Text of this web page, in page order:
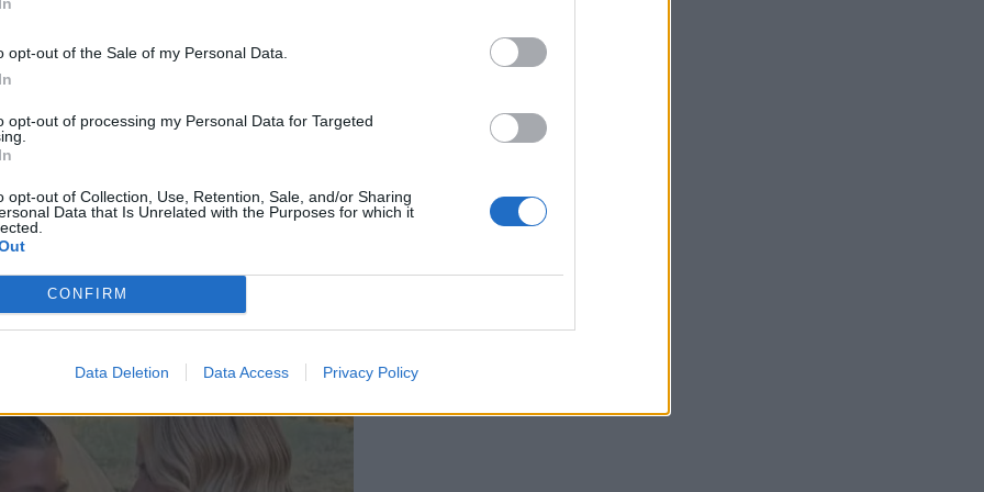
opt-out of the Sale of my Personal Data.
opt-out of processing my Personal Data for Targeted
opt-out of Collection, Use, Retention, Sale, and/or Sharing
Data that Is Unrelated with the Purposes for which it
CONFIRM
Data Deletion Data Access Privacy Policy
δημιουργώντας ένα παραμυθένιο σκηνικό για
στο πλευρό του στενούς συγγενείς και
έζησαν με έντονη συγκίνηση τη χαρά της
μοναδική στιγμή για την οικογένειά τους.